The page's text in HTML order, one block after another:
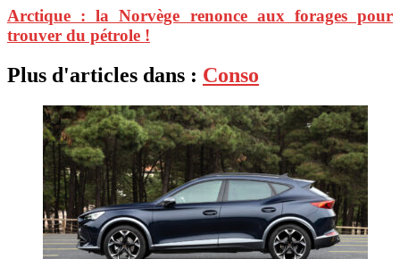
Arctique : la Norvège renonce aux forages pour
trouver du pétrole !
Plus d'articles dans : Conso